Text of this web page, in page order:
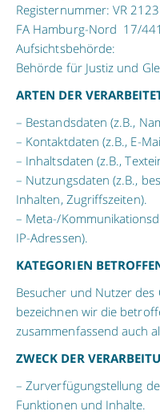
Registernummer: VR
FA Hamburg-Nord 17/
Aufsichtsbehörde:
Behörde für Justiz und
ARTEN DER
– Bestandsdaten (z.B.,
– Kontaktdaten (z.B., E-
– Inhaltsdaten (z.B.,
– Nutzungsdaten (z.B.,
Inhalten, Zugriffszeiten).
– Meta-/
IP-Adressen).
KATEGORIEN
Besucher und Nutzer des
bezeichnen wir die
zusammenfassend auch
ZWECK DER
– Zurverfügungstellung
Funktionen und Inhalte.